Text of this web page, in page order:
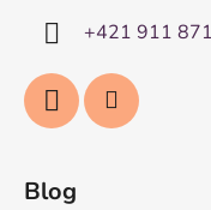
+421 911
Blog